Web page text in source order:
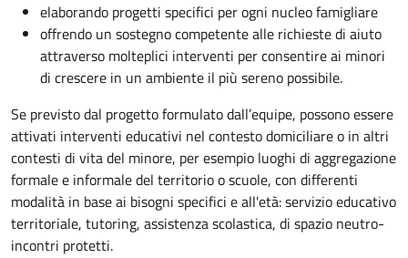
elaborando progetti specifici per ogni nucleo famigliare
offrendo un sostegno competente alle richieste di aiuto
attraverso molteplici interventi per consentire ai minori
di crescere in un ambiente il più sereno possibile.
Se previsto dal progettoformulato dall’equipe, possono essere
attivati interventi educativi nel contesto domiciliare o in altri
contesti di vita del minore, per esempio luoghi di aggregazione
formale e informale del territorio o scuole, con differenti
modalità in base ai bisogni specifici e all'età: servizio educativo
territoriale, tutoring, assistenza scolastica, di spazio neutro-
incontri protetti.